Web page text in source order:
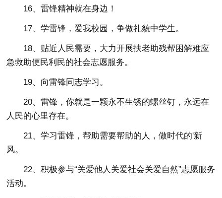
16、雷锋精神就在身边！
17、学雷锋，爱我校园，争做礼貌中学生。
18、贴近人民需要，大力开展扶老助残帮困解难应
急救助便民利民的社会志愿服务。
19、向雷锋同志学习。
20、雷锋，你就是一颗永不生锈的螺丝钉，永远在
人民的心里存在。
21、学习雷锋，帮助需要帮助的人，做时代的'新
风。
22、积极参与“关爱他人关爱社会关爱自然”志愿服务
活动。